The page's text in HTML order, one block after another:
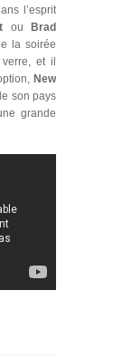
l’esprit
ou
Brad
la soirée
et il
New
son pays
grande